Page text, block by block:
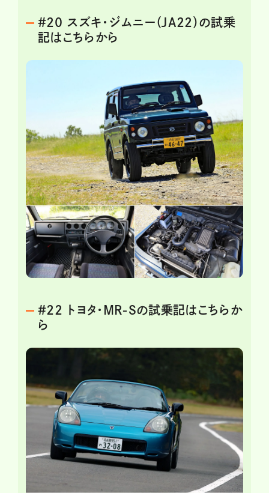
＃20 スズキ・ジムニー（JA22）の試乗
記はこちらから
＃22 トヨタ・MR-Sの試乗記はこちらか
ら